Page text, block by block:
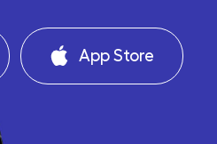
App Store